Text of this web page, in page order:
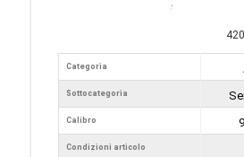
Categoria
Sottocategoria
Calibro
Condizioni articolo